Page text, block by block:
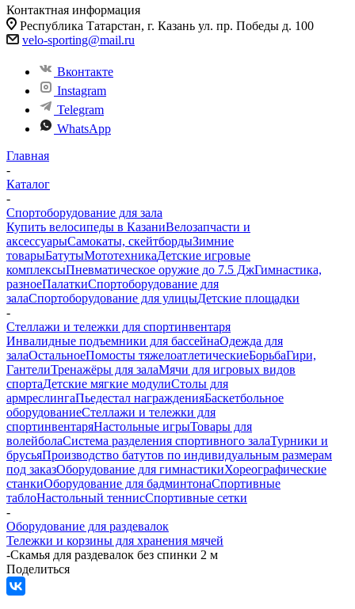
Контактная информация
Республика Татарстан, г. Казань ул. пр. Победы д. 100
velo-sporting@mail.ru
Вконтакте
Instagram
Telegram
WhatsApp
Главная
-
Каталог
-
Спортоборудование для зала
Купить велосипеды в КазаниВелозапчасти и
аксессуарыСамокаты, скейтбордыЗимние
товарыБатутыМототехникаДетские игровые
комплексыПневматическое оружие до 7.5 ДжГимнастика,
разноеПалаткиСпортоборудование для
залаСпортоборудование для улицыДетские площадки
-
Стеллажи и тележки для спортинвентаря
Инвалидные подъемники для бассейнаОдежда для
залаОстальноеПомосты тяжелоатлетическиеБорьбаГири,
ГантелиТренажёры для залаМячи для игровых видов
спортаДетские мягкие модулиСтолы для
армреслингаПьедестал награжденияБаскетбольное
оборудованиеСтеллажи и тележки для
спортинвентаряНастольные игрыТовары для
волейболаСистема разделения спортивного залаТурники и
брусьяПроизводство батутов по индивидуальным размерам
под заказОборудование для гимнастикиХореографические
станкиОборудование для бадминтонаСпортивные
таблоНастольный теннисСпортивные сетки
-
Оборудование для раздевалок
Тележки и корзины для хранения мячей
-Скамья для раздевалок без спинки 2 м
Поделиться